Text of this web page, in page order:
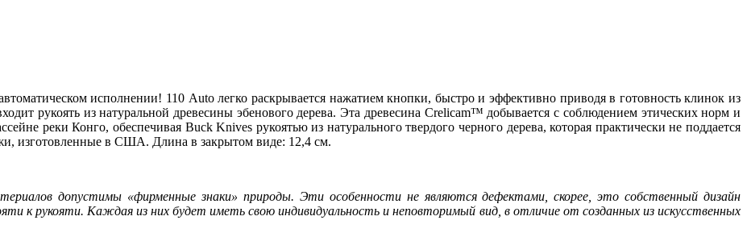
исполнении! 110 Auto легко раскрывается нажатием кнопки, быстро и эффективно приводя в готовность клинок из
рукоять из натуральной древесины эбенового дерева. Эта древесина Crelicam™ добывается с соблюдением этических норм и
реки Конго, обеспечивая Buck Knives рукоятью из натурального твердого черного дерева, которая практически не поддается
изготовленные в США. Длина в закрытом виде: 12,4 см.
допустимы «фирменные знаки» природы. Эти особенности не являются дефектами, скорее, это собственный дизайн
к рукояти. Каждая из них будет иметь свою индивидуальность и неповторимый вид, в отличие от созданных из искусственных